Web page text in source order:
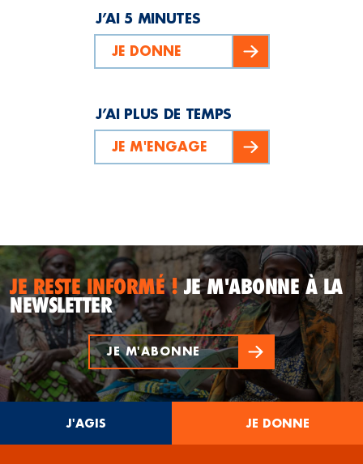
J’AI 5 MINUTES
JE DONNE
J’AI PLUS DE TEMPS
JE M'ENGAGE
JE RESTE INFORMÉ !JE M'ABONNE À LA
NEWSLETTER
JE M'ABONNE
J'AGIS JE DONNE